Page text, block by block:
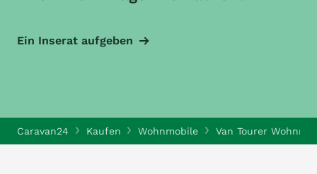
Ein Inserat aufgeben
Caravan24 Kaufen Wohnmobile Van Tourer